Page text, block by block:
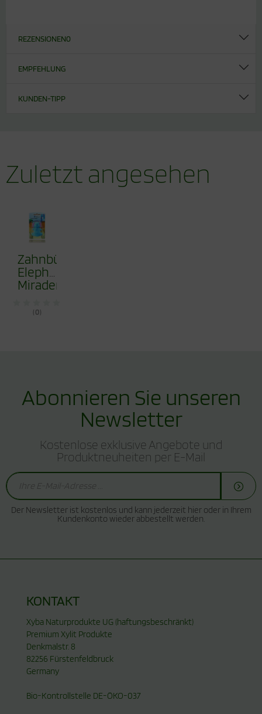
REZENSIONEN0
EMPFEHLUNG
KUNDEN-TIPP
Zuletzt angesehen
Zahnbürstenhalter
Elephant
Miradent
(0)
Abonnieren Sie unseren
Newsletter
Kostenlose exklusive Angebote und
Produktneuheiten per E-Mail
Der Newsletter ist kostenlos und kann jederzeit hier oder in Ihrem
Kundenkonto wieder abbestellt werden.
KONTAKT
Xyba Naturprodukte UG (haftungsbeschränkt)
Premium Xylit Produkte
Denkmalstr. 8
82256 Fürstenfeldbruck
Germany
Bio-Kontrollstelle DE-ÖKO-037